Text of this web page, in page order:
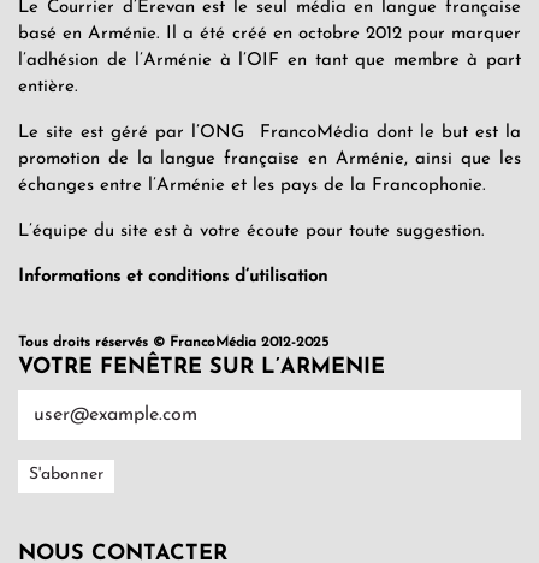
Le Courrier d’Erevan est le seul média en langue française
basé en Arménie. Il a été créé en octobre 2012 pour marquer
l’adhésion de l’Arménie à l’OIF en tant que membre à part
entière.
Le site est géré par l’ONG FrancoMédia dont le but est la
promotion de la langue française en Arménie, ainsi que les
échanges entre l’Arménie et les pays de la Francophonie.
L’équipe du site est à votre écoute pour toute suggestion.
Informations et conditions d’utilisation
Tous droits réservés © FrancoMédia 2012-2025
VOTRE FENÊTRE SUR L’ARMENIE
NOUS CONTACTER